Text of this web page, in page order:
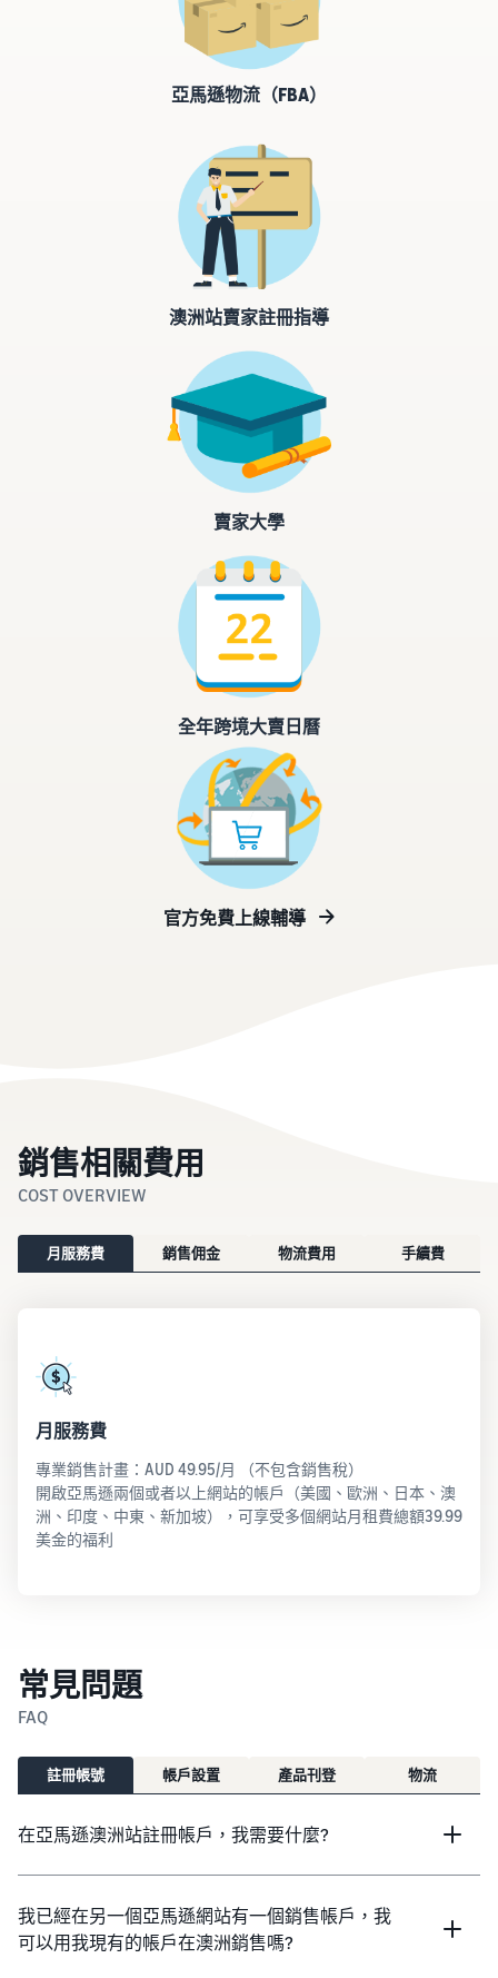
亞馬遜物流（FBA）
澳洲站賣家註冊指導
賣家大學
全年跨境大賣日曆
官方免費上線輔導
銷售相關費用
COST OVERVIEW
月服務費 銷售佣金 物流費用 手續費
月服務費
專業銷售計畫：AUD 49.95/月 （不包含銷售稅）
開啟亞馬遜兩個或者以上網站的帳戶（美國、歐洲、日本、澳
洲、印度、中東、新加坡），可享受多個網站月租費總額39.99
美金的福利
常見問題
FAQ
註冊帳號 帳戶設置 產品刊登 物流
在亞馬遜澳洲站註冊帳戶，我需要什麼?
我已經在另一個亞馬遜網站有一個銷售帳戶，我
可以用我現有的帳戶在澳洲銷售嗎?